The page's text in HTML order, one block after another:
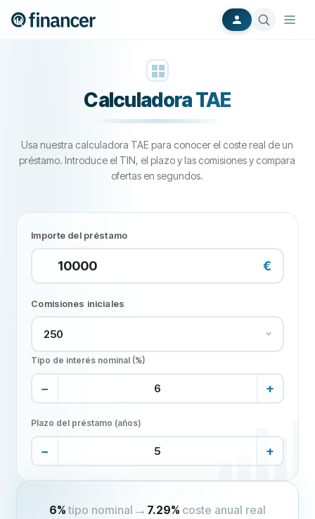
Calculadora TAE
Usa nuestra calculadora TAE para conocer el coste real de un
préstamo. Introduce el TIN, el plazo y las comisiones y compara
ofertas en segundos.
Importe del préstamo
€
Comisiones iniciales
Tipo de interés nominal (%)
− +
Plazo del préstamo (años)
− +
6% tipo nominal → 7.29% coste anual real